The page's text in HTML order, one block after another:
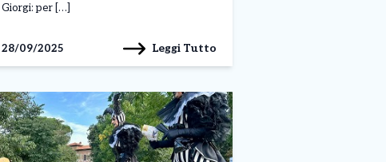
Giorgi: per […]
28/09/2025 Leggi Tutto